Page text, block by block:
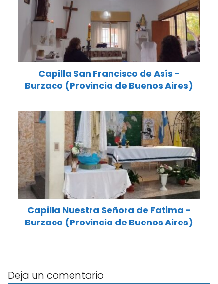
Capilla San Francisco de Asís -
Burzaco (Provincia de Buenos Aires)
Capilla Nuestra Señora de Fatima -
Burzaco (Provincia de Buenos Aires)
Deja un comentario